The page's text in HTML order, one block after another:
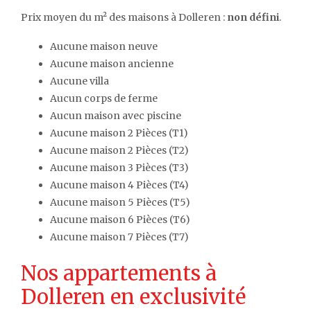
Prix moyen du m² des maisons à Dolleren : non défini.
Aucune maison neuve
Aucune maison ancienne
Aucune villa
Aucun corps de ferme
Aucun maison avec piscine
Aucune maison 2 Pièces (T1)
Aucune maison 2 Pièces (T2)
Aucune maison 3 Pièces (T3)
Aucune maison 4 Pièces (T4)
Aucune maison 5 Pièces (T5)
Aucune maison 6 Pièces (T6)
Aucune maison 7 Pièces (T7)
Nos appartements à
Dolleren en exclusivité